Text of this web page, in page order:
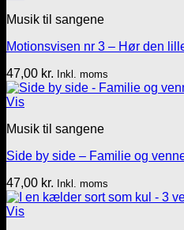
Musik til sangene
Motionsvisen nr 3 – Hør den
47,00 kr. Inkl. moms
Vis
Musik til sangene
Side by side – Familie og
47,00 kr. Inkl. moms
Vis